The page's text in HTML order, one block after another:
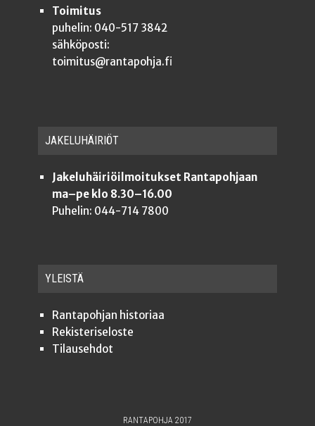
Toimitus
puhelin: 040-517 3842
sähköposti:
toimitus@rantapohja.fi
JAKE­LU­HÄI­RIÖT
Jakeluhäiriöilmoitukset Rantapohjaan
ma–pe klo 8.30–16.00
Puhelin: 044-714 7800
YLEISTÄ
Ran­ta­poh­jan historiaa
Rekis­te­ri­se­los­te
Tilauseh­dot
RANTAPOHJA 2017